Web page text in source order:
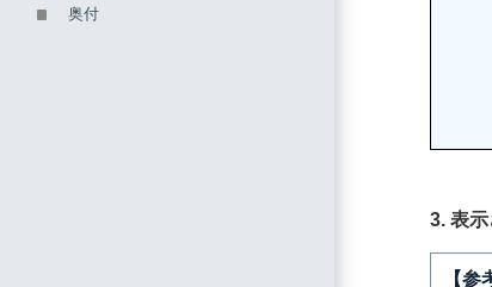
3. 表
【参
奥付